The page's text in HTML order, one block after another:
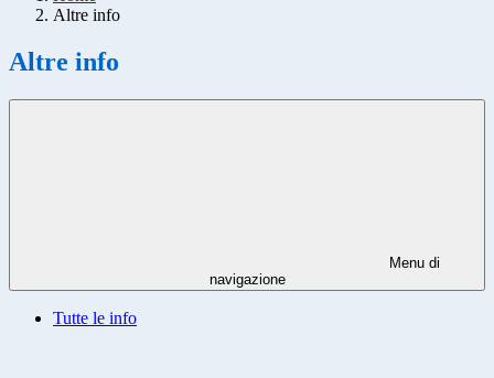
Altre info
Altre info
Menu di
navigazione
Tutte le info